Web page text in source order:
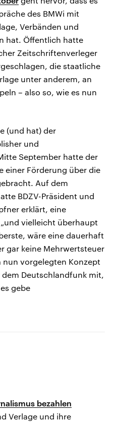
des BMWi mit
Verbänden und
hat. Öffentlich hatte
Zeitschriftenverleger
die staatliche
unter anderem, an
– also so, wie es nun
(und hat) der
und
September hatte der
einer Förderung über die
Auf dem
BDZV-Präsident und
erklärt, eine
vielleicht überhaupt
wäre eine dauerhaft
gar keine Mehrwertsteuer
vorgelegten Konzept
Deutschlandfunk mit,
gebe
bezahlen
Verlage und ihre